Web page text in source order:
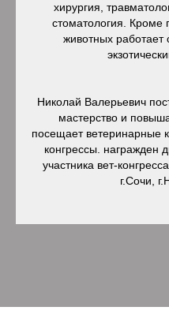
хирургия,
стоматология.
животных работает
Николай Валерьевич
мастерство и
посещает ветеринарные
конгрессы. награжден
участника вет-
г.Сочи,